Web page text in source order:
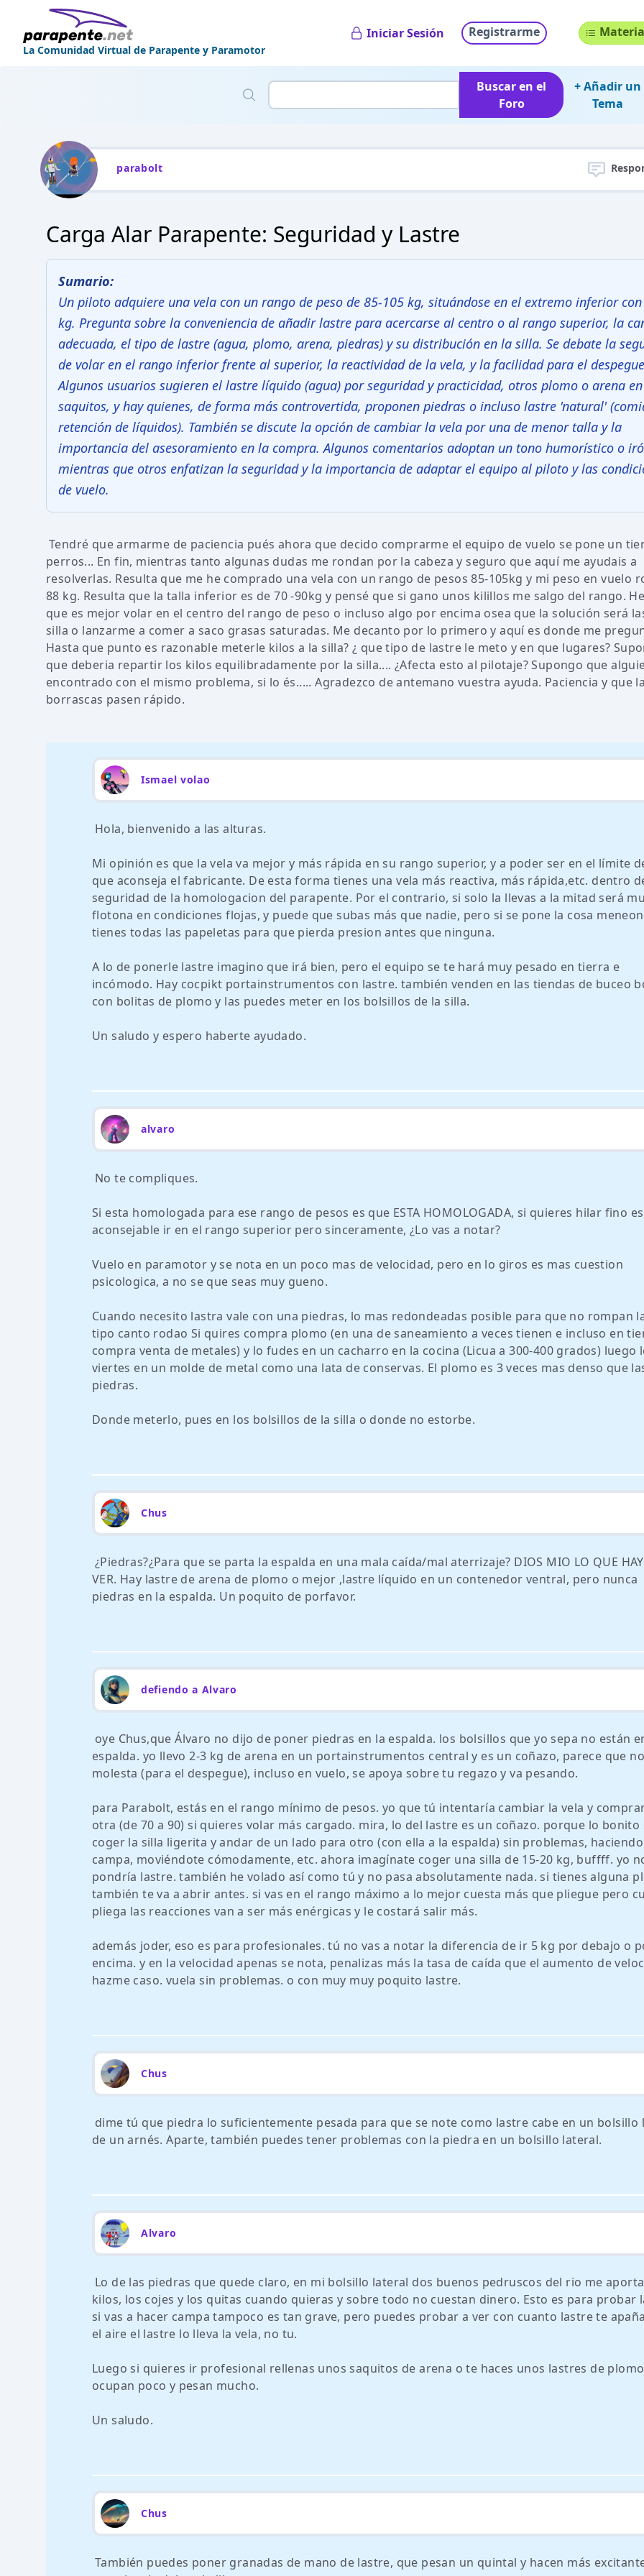
La Comunidad Virtual de Parapente y Paramotor
Iniciar Sesión Registrarme
Buscar en el
Foro
+ Añadir un
Tema
parabolt
Carga Alar Parapente: Seguridad y Lastre
Sumario:
Un piloto adquiere una vela con un rango de peso de 85-105 kg, situándose en el extremo inferior
kg. Pregunta sobre la conveniencia de añadir lastre para acercarse al centro o al rango superior, la
adecuada, el tipo de lastre (agua, plomo, arena, piedras) y su distribución en la silla. Se debate la
de volar en el rango inferior frente al superior, la reactividad de la vela, y la facilidad para el
Algunos usuarios sugieren el lastre líquido (agua) por seguridad y practicidad, otros plomo o arena en
saquitos, y hay quienes, de forma más controvertida, proponen piedras o incluso lastre 'natural'
retención de líquidos). También se discute la opción de cambiar la vela por una de menor talla y la
importancia del asesoramiento en la compra. Algunos comentarios adoptan un tono humorístico o
mientras que otros enfatizan la seguridad y la importancia de adaptar el equipo al piloto y las
de vuelo.
Tendré que armarme de paciencia pués ahora que decido comprarme el equipo de vuelo se pone un
perros... En fin, mientras tanto algunas dudas me rondan por la cabeza y seguro que aquí me ayudais a
resolverlas. Resulta que me he comprado una vela con un rango de pesos 85-105kg y mi peso en vuelo
88 kg. Resulta que la talla inferior es de 70 -90kg y pensé que si gano unos kilillos me salgo del rango.
que es mejor volar en el centro del rango de peso o incluso algo por encima osea que la solución será
silla o lanzarme a comer a saco grasas saturadas. Me decanto por lo primero y aquí es donde me
Hasta que punto es razonable meterle kilos a la silla? ¿ que tipo de lastre le meto y en que lugares?
que deberia repartir los kilos equilibradamente por la silla.... ¿Afecta esto al pilotaje? Supongo que
encontrado con el mismo problema, si lo és..... Agradezco de antemano vuestra ayuda. Paciencia y que
borrascas pasen rápido.
Ismael volao
Hola, bienvenido a las alturas.
Mi opinión es que la vela va mejor y más rápida en su rango superior, y a poder ser en el límite
que aconseja el fabricante. De esta forma tienes una vela más reactiva, más rápida,etc. dentro
seguridad de la homologacion del parapente. Por el contrario, si solo la llevas a la mitad será
flotona en condiciones flojas, y puede que subas más que nadie, pero si se pone la cosa
tienes todas las papeletas para que pierda presion antes que ninguna.
A lo de ponerle lastre imagino que irá bien, pero el equipo se te hará muy pesado en tierra e
incómodo. Hay cocpikt portainstrumentos con lastre. también venden en las tiendas de buceo
con bolitas de plomo y las puedes meter en los bolsillos de la silla.
Un saludo y espero haberte ayudado.
alvaro
No te compliques.
Si esta homologada para ese rango de pesos es que ESTA HOMOLOGADA, si quieres hilar fino es
aconsejable ir en el rango superior pero sinceramente, ¿Lo vas a notar?
Vuelo en paramotor y se nota en un poco mas de velocidad, pero en lo giros es mas cuestion
psicologica, a no se que seas muy gueno.
Cuando necesito lastra vale con una piedras, lo mas redondeadas posible para que no rompan
tipo canto rodao Si quires compra plomo (en una de saneamiento a veces tienen e incluso en
compra venta de metales) y lo fudes en un cacharro en la cocina (Licua a 300-400 grados) luego
viertes en un molde de metal como una lata de conservas. El plomo es 3 veces mas denso que
piedras.
Donde meterlo, pues en los bolsillos de la silla o donde no estorbe.
Chus
¿Piedras?¿Para que se parta la espalda en una mala caída/mal aterrizaje? DIOS MIO LO QUE
VER. Hay lastre de arena de plomo o mejor ,lastre líquido en un contenedor ventral, pero nunca
piedras en la espalda. Un poquito de porfavor.
defiendo a Alvaro
oye Chus,que Álvaro no dijo de poner piedras en la espalda. los bolsillos que yo sepa no están
espalda. yo llevo 2-3 kg de arena en un portainstrumentos central y es un coñazo, parece que
molesta (para el despegue), incluso en vuelo, se apoya sobre tu regazo y va pesando.
para Parabolt, estás en el rango mínimo de pesos. yo que tú intentaría cambiar la vela y
otra (de 70 a 90) si quieres volar más cargado. mira, lo del lastre es un coñazo. porque lo bonito
coger la silla ligerita y andar de un lado para otro (con ella a la espalda) sin problemas, haciendo
campa, moviéndote cómodamente, etc. ahora imagínate coger una silla de 15-20 kg, buffff. yo
pondría lastre. también he volado así como tú y no pasa absolutamente nada. si tienes alguna
también te va a abrir antes. si vas en el rango máximo a lo mejor cuesta más que pliegue pero
pliega las reacciones van a ser más enérgicas y le costará salir más.
además joder, eso es para profesionales. tú no vas a notar la diferencia de ir 5 kg por debajo o
encima. y en la velocidad apenas se nota, penalizas más la tasa de caída que el aumento de
hazme caso. vuela sin problemas. o con muy muy poquito lastre.
Chus
dime tú que piedra lo suficientemente pesada para que se note como lastre cabe en un bolsillo
de un arnés. Aparte, también puedes tener problemas con la piedra en un bolsillo lateral.
Alvaro
Lo de las piedras que quede claro, en mi bolsillo lateral dos buenos pedruscos del rio me
kilos, los cojes y los quitas cuando quieras y sobre todo no cuestan dinero. Esto es para probar
si vas a hacer campa tampoco es tan grave, pero puedes probar a ver con cuanto lastre te
el aire el lastre lo lleva la vela, no tu.
Luego si quieres ir profesional rellenas unos saquitos de arena o te haces unos lastres de
ocupan poco y pesan mucho.
Un saludo.
Chus
También puedes poner granadas de mano de lastre, que pesan un quintal y hacen más